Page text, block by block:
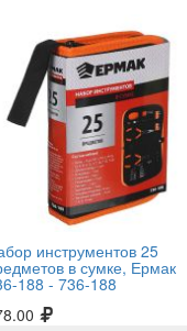
инструментов 25
в сумке, Ермак
188 - 736-188